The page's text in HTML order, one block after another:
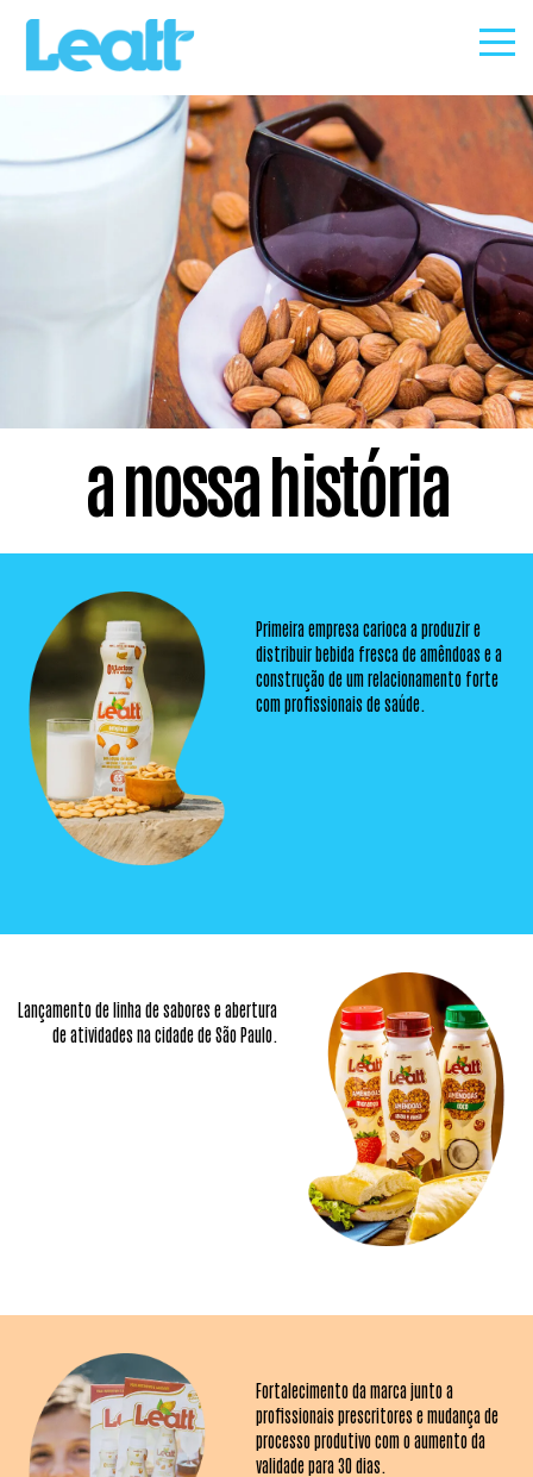
história
a nossa história
Primeira empresa carioca a produzir e
distribuir bebida fresca de amêndoas e a
construção de um relacionamento forte
com profissionais de saúde.
Lançamento de linha de saborese abertura
de atividades nacidade de São Paulo.
Fortalecimento da marca junto a
profissionais prescritores e mudança de
processo produtivo com o aumento da
validade para 30 dias.